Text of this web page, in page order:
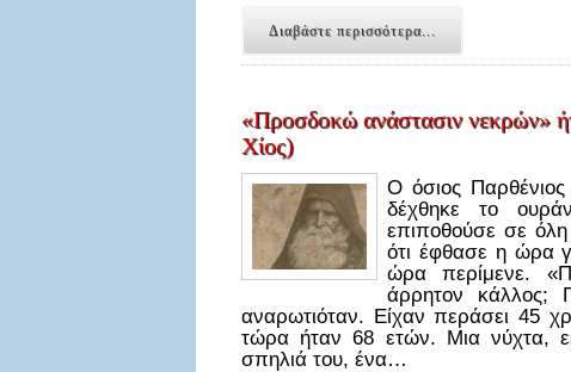
Διαβάστε περισσότερα...
«Προσδοκώ ανάστασιν νεκρών»
Χίος)
Ο όσιος
δέχθηκε το
επιποθούσε σε
ότι έφθασε η ώρα
ώρα περίμενε.
άρρητον
αναρωτιόταν. Είχαν περάσει 45
τώρα ήταν 68 ετών. Μια νύχτα,
σπηλιά του, ένα…